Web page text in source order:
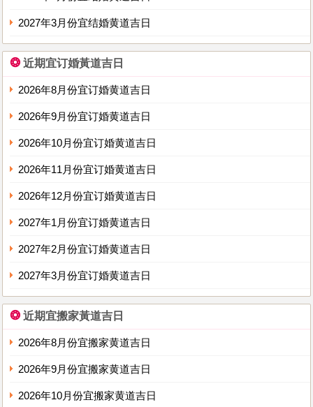
2027年3月份宜结婚黄道吉日
❂ 近期宜订婚黃道吉日
2026年8月份宜订婚黄道吉日
2026年9月份宜订婚黄道吉日
2026年10月份宜订婚黄道吉日
2026年11月份宜订婚黄道吉日
2026年12月份宜订婚黄道吉日
2027年1月份宜订婚黄道吉日
2027年2月份宜订婚黄道吉日
2027年3月份宜订婚黄道吉日
❂ 近期宜搬家黃道吉日
2026年8月份宜搬家黄道吉日
2026年9月份宜搬家黄道吉日
2026年10月份宜搬家黄道吉日